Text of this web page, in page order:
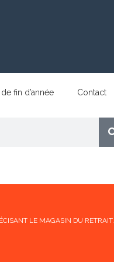
fin d’année Contact
LE MAGASIN DU RETRAIT.